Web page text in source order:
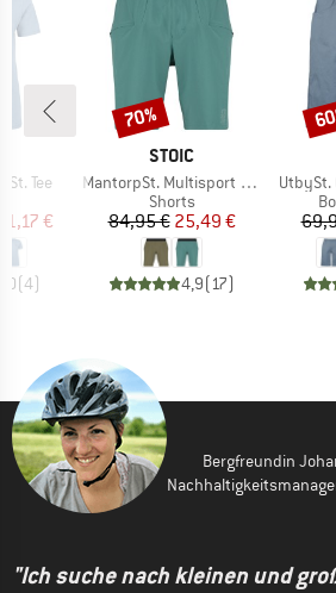
Tee
Preis
€
(4)
MARKE
STOIC
Artikel
MantorpSt. Multisport Shorts
Produktgruppe
Shorts
Preis
84,95 €reduzierter Preis
25,49 €
4,9(17)
Rabatt
70%
Artikel
UtbySt.
Bergfreundin
"Ich suche nach kleinen und